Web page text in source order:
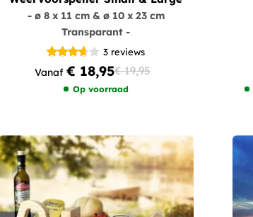
- ø 8 x 11 cm & ø 10 x 23 cm
Transparant -
3 reviews
Vanaf € 18,95€ 19,95
Op voorraad